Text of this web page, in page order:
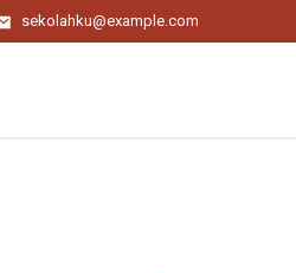
sekolahku@example.com